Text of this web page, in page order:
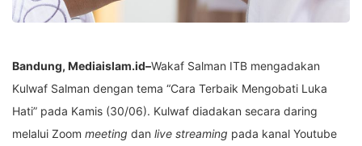
Bandung, Mediaislam.id–Wakaf Salman ITB mengadakan
Kulwaf Salman dengan tema “Cara Terbaik Mengobati Luka
Hati” pada Kamis (30/06). Kulwaf diadakan secara daring
melalui Zoom meeting dan live streaming pada kanal Youtube